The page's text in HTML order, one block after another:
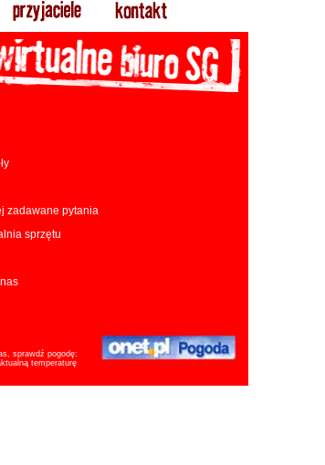
zadawane pytania
sprzętu
sprawdź pogodę:
temperaturę